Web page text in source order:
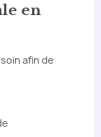
en
afin de